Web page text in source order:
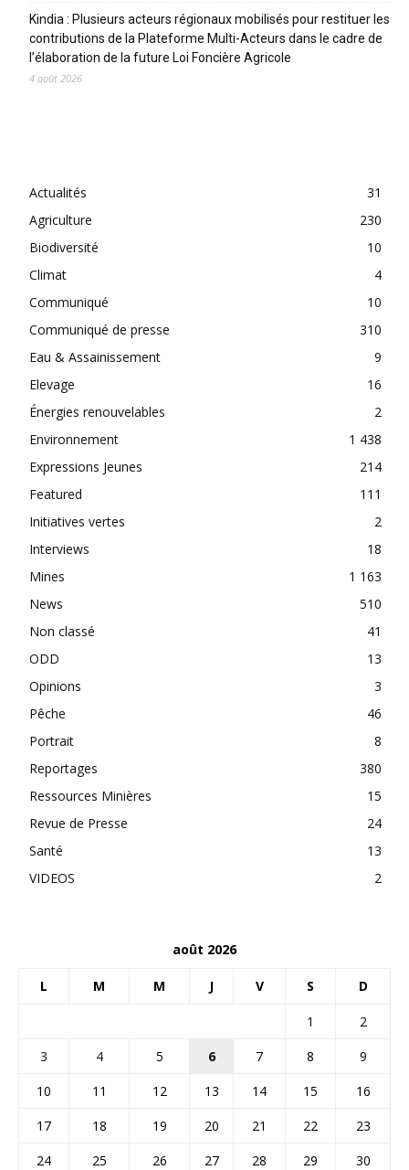
Kindia : Plusieurs acteurs régionaux mobilisés pour restituer les
contributions de la Plateforme Multi-Acteurs dans le cadre de
l’élaboration de la future Loi Foncière Agricole
4 août 2026
Actualités
31
Agriculture
230
Biodiversité
10
Climat
4
Communiqué
10
Communiqué de presse
310
Eau & Assainissement
9
Elevage
16
Énergies renouvelables
2
Environnement
1 438
Expressions Jeunes
214
Featured
111
Initiatives vertes
2
Interviews
18
Mines
1 163
News
510
Non classé
41
ODD
13
Opinions
3
Pêche
46
Portrait
8
Reportages
380
Ressources Minières
15
Revue de Presse
24
Santé
13
VIDEOS
2
août 2026
L M M J V S D
1
2
3
4 5 6 7 8
9
10
11 12 13 14 15
16
17
18 19 20 21 22
23
24
25 26 27 28 29
30